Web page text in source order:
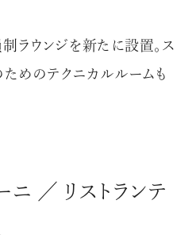
ラウンジを新たに設置。ス
ためのテクニカルルームも
ニ ／ リストランテ